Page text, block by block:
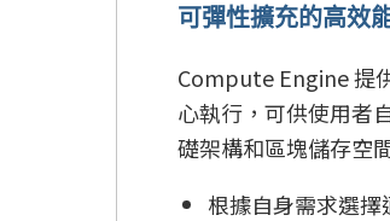
可彈性擴充的高效
Compute Engine 提
心執行，可供使用者
礎架構和區塊儲存空
根據自身需求選